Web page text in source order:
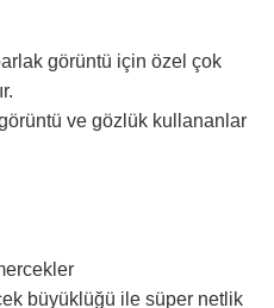
görüntü için özel çok
ve gözlük kullananlar
büyüklüğü ile süper netlik